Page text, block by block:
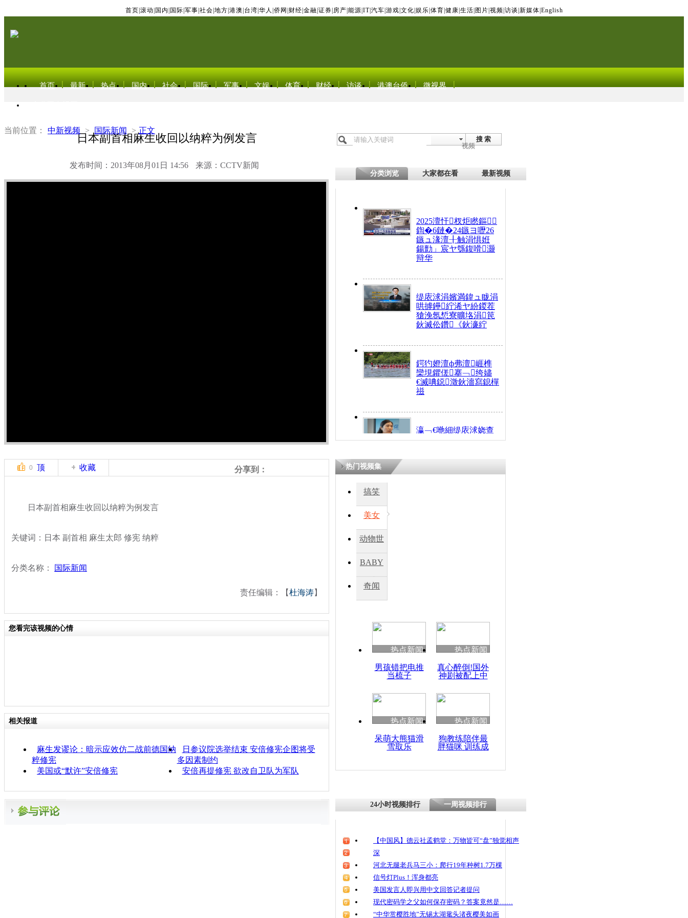
首页 滚动 国内 国际 军事 社会 地方 港澳 台湾 华人 侨网 财经 金融 证券 房产 能源 IT| 汽车 游戏 文化 娱乐 体育 健康 生活 图片 视频 访谈 新媒体 English
首页 最新 热点 国内 社会 国际 军事 文娱 体育 财经 访谈 港澳台侨 微视界
当前位置： 中新视频 > 国际新闻 > 正文
日本副首相麻生收回以纳粹为例发言
发布时间：2013年08月01日 14:56 来源：CCTV新闻
搜 索
视频
分类浏览 大家都在看 最新视频
2025澶忓杈炬矁鏂
鍧�6鏈�24鏃ヨ嚦26
鏃ュ湪澶╂触涓惧姙
鍚勯」宸ヤ綔鍑嗗灏
辩华
缇庡浗涓嬪満鍏ュ眬涓
哄摢鑸紵浠ヤ紛鍐茬
獊浼氬惁寮曠垎涓笢
鈥滅伀鑽《鈥濓紵
鍔犳嬁澶ф弗澶崕榫
欒垷鑺傞搴﹁绔嬧
€滅唺鐚澂鈥濇寫鎴樿
禌
瀛﹁€咃細缇庡浗娆查
€间笢鍗椾簹涓庝腑鍥
瘑灞€
0 顶 收藏 分享到：
日本副首相麻生收回以纳粹为例发言
关键词：日本 副首相 麻生太郎 修宪 纳粹
分类名称： 国际新闻
责任编辑：【杜海涛】
您看完该视频的心情
相关报道
麻生发谬论：暗示应效仿二战前德国纳
粹修宪
日参议院选举结束 安倍修宪企图将受
多因素制约
美国或“默许”安倍修宪
安倍再提修宪 欲改自卫队为军队
热门视频集
搞笑
美女
动物世
BABY
秀
奇闻
热点新闻
男孩错把电推
当梳子
热点新闻
真心醉倒!国外
神剧被配上中
热点新闻
呆萌大熊猫滑
雪取乐
热点新闻
狗教练陪伴最
胖猫咪 训练成
24小时视频排行 一周视频排行
【中国风】德云社孟鹤堂：万物皆可“盘”独觉相声
深
河北无腿老兵马三小：爬行19年种树1.7万棵
信号灯Plus！浑身都亮
美国发言人即兴用中文回答记者提问
现代密码学之父如何保存密码？答案竟然是……
“中华赏樱胜地”无锡太湖鼋头渚夜樱美如画